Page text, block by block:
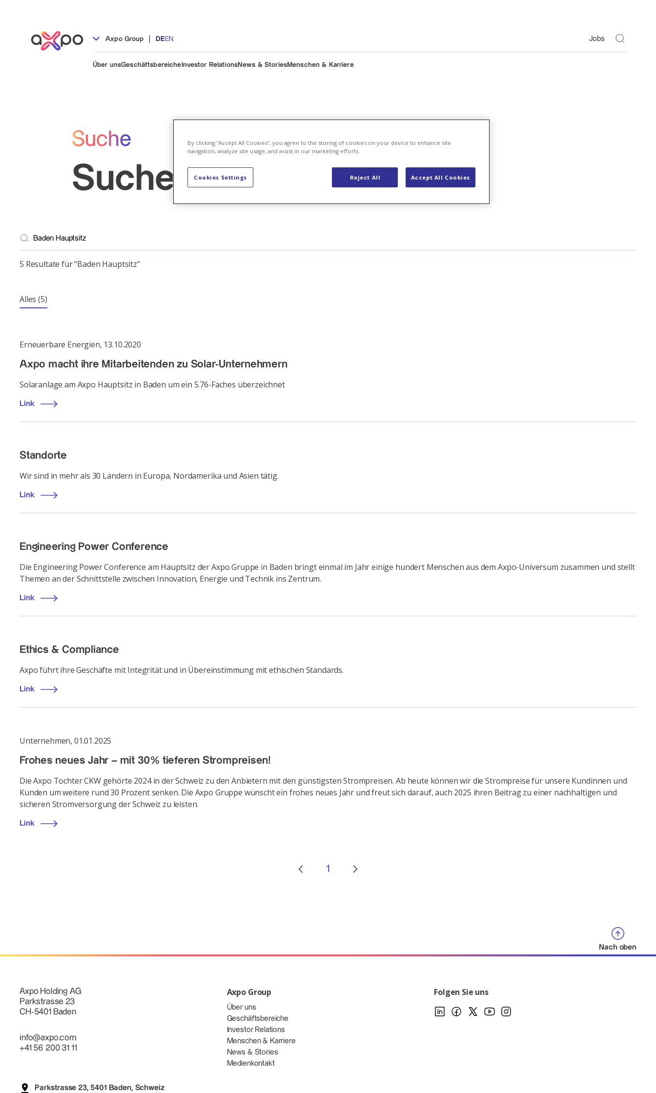
Axpo Group | DE EN Jobs
Über unsGeschäftsbereiche Investor RelationsNews & StoriesMenschen & Karriere
Suche
Suche
5 Resultate für "Baden Hauptsitz"
Alles(5)
Erneuerbare Energien, 13.10.2020
Axpo macht ihre Mitarbeitenden zu Solar-Unternehmern
Solaranlage am Axpo Hauptsitz in Baden um ein 5.76-Faches überzeichnet
Link
Standorte
Wir sind in mehr als 30 Ländern in Europa, Nordamerika und Asien tätig.
Link
Engineering Power Conference
Die Engineering Power Conference am Hauptsitz der Axpo Gruppe in Baden bringt einmal im Jahr einige hundert Menschen aus dem Axpo-Universum zusammen und stellt
Themen an der Schnittstelle zwischen Innovation, Energie und Technik ins Zentrum.
Link
Ethics & Compliance
Axpo führt ihre Geschäfte mit Integrität und in Übereinstimmung mit ethischen Standards.
Link
Unternehmen, 01.01.2025
Frohes neues Jahr – mit 30% tieferen Strompreisen!
Die Axpo Tochter CKW gehörte 2024 in der Schweiz zu den Anbietern mit den günstigsten Strompreisen. Ab heute können wir die Strompreise für unsere Kundinnen und
Kunden um weitere rund 30 Prozent senken. Die Axpo Gruppe wünscht ein frohes neues Jahr und freut sich darauf, auch 2025 ihren Beitrag zu einer nachhaltigen und
sicheren Stromversorgung der Schweiz zu leisten.
Link
1
Nach oben
Axpo Holding AG
Parkstrasse 23
CH-5401 Baden
info@axpo.com
+41 56 200 31 11
Parkstrasse 23, 5401 Baden, Schweiz
Axpo Group
Über uns
Geschäftsbereiche
Investor Relations
Menschen & Karriere
News & Stories
Medienkontakt
Folgen Sie uns
By clicking “Accept All Cookies”, you agree to the storing of cookies on your device to enhance site
navigation, analyze site usage, and assist in our marketing efforts.
Reject All Accept All Cookies
Cookies Settings